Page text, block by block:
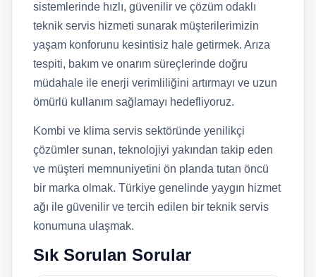
sistemlerinde hızlı, güvenilir ve çözüm odaklı
teknik servis hizmeti sunarak müşterilerimizin
yaşam konforunu kesintisiz hale getirmek. Arıza
tespiti, bakım ve onarım süreçlerinde doğru
müdahale ile enerji verimliliğini artırmayı ve uzun
ömürlü kullanım sağlamayı hedefliyoruz.
Kombi ve klima servis sektöründe yenilikçi
çözümler sunan, teknolojiyi yakından takip eden
ve müşteri memnuniyetini ön planda tutan öncü
bir marka olmak. Türkiye genelinde yaygın hizmet
ağı ile güvenilir ve tercih edilen bir teknik servis
konumuna ulaşmak.
Sık Sorulan Sorular